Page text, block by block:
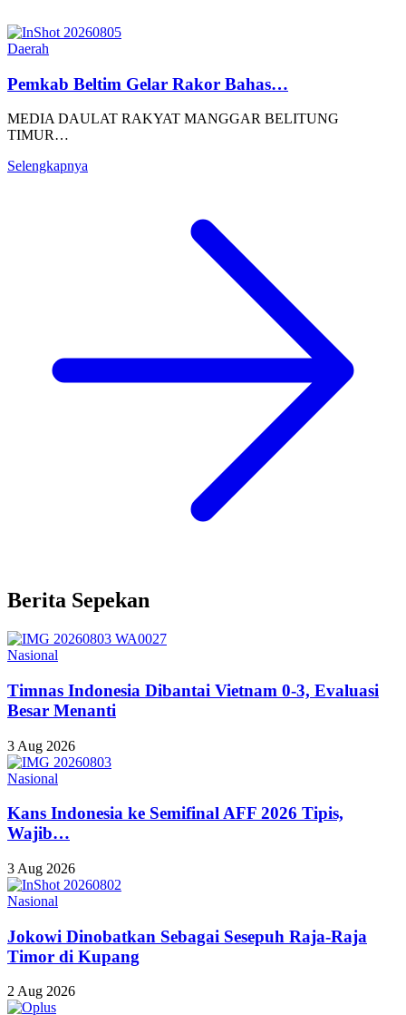
Daerah
Pemkab Beltim Gelar Rakor Bahas…
MEDIA DAULAT RAKYAT MANGGAR BELITUNG
TIMUR…
Selengkapnya
Berita Sepekan
Nasional
Timnas Indonesia Dibantai Vietnam 0-3, Evaluasi
Besar Menanti
3 Aug 2026
Nasional
Kans Indonesia ke Semifinal AFF 2026 Tipis,
Wajib…
3 Aug 2026
Nasional
Jokowi Dinobatkan Sebagai Sesepuh Raja-Raja
Timor di Kupang
2 Aug 2026